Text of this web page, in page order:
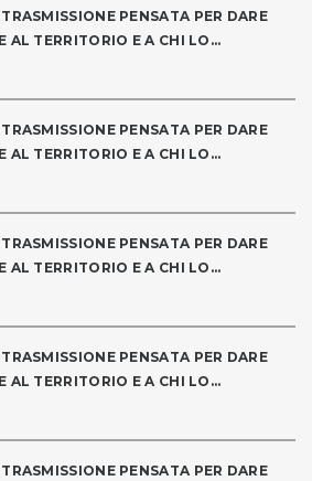
PENSATA PER DARE
AL TERRITORIO E A CHI LO...
PENSATA PER DARE
AL TERRITORIO E A CHI LO...
PENSATA PER DARE
AL TERRITORIO E A CHI LO...
PENSATA PER DARE
AL TERRITORIO E A CHI LO...
PENSATA PER DARE